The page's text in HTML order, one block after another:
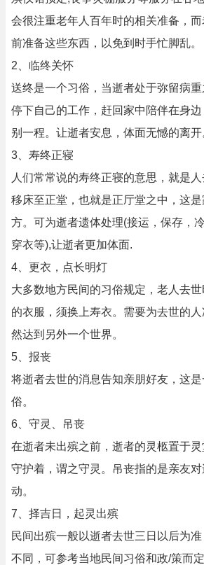
会很注重老年人百年时的相关准备，
前准备这些东西，以免到时手忙脚乱。
2、临终关怀
送终是一个习俗，当逝者处于弥留病
停下自己的工作，赶回家中陪伴在身
别一程。让逝者安息，体面无憾的离开
3、寿终正寝
人们常常说的寿终正寝的意思，就是
移床至正堂，也就是正厅堂之中，这
方。可为逝者遗体处理(接运，保存，
穿衣等),让逝者更加体面.
4、更衣，点长明灯
大多数地方民间的习俗规定，老人去
的衣服，须换上寿衣。需要为去世的
然达到另外一个世界。
5、报丧
将逝者去世的消息告知亲朋好友，这
俗。
6、守灵、吊丧
在逝者未出殡之前，逝者的灵柩置于
守护着，谓之守灵。吊丧指的是亲友
动。
7、择吉日，起灵出殡
民间出殡一般以逝者去世三日以后为
不同，可参考当地民间习俗和政/策而